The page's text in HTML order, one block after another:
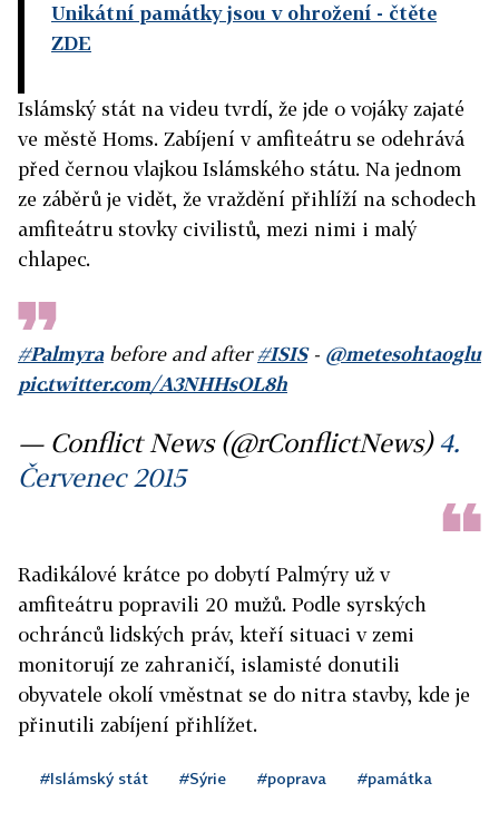
Unikátní památky jsou v ohrožení - čtěte
ZDE
Islámský stát na videu tvrdí, že jde o vojáky zajaté
ve městě Homs. Zabíjení v amfiteátru se odehrává
před černou vlajkou Islámského státu. Na jednom
ze záběrů je vidět, že vraždění přihlíží na schodech
amfiteátru stovky civilistů, mezi nimi i malý
chlapec.
#Palmyrabefore and after#ISIS- @metesohtaoglu
pic.twitter.com/A3NHHsOL8h
— Conflict News (@rConflictNews)4.
Červenec 2015
Radikálové krátce po dobytí Palmýry už v
amfiteátru popravili 20 mužů. Podle syrských
ochránců lidských práv, kteří situaci v zemi
monitorují ze zahraničí, islamisté donutili
obyvatele okolí vměstnat se do nitra stavby, kde je
přinutili zabíjení přihlížet.
#Islámský stát #Sýrie #poprava #památka